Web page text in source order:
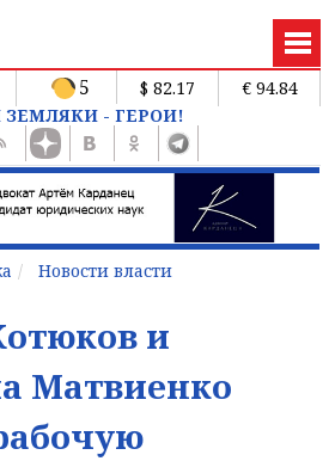
5 $ 82.17
€ 94.84
ЗЕМЛЯКИ - ГЕРОИ!
Новости власти
и
Матвиенко